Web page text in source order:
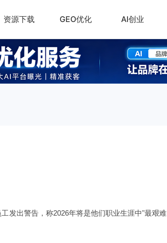
资源下载 GEO优化 AI创业
发出警告，称2026年将是他们职业生涯中"最艰难